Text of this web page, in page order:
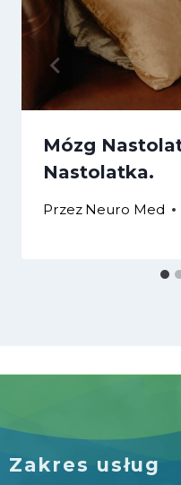
Mózg
Nastolatka.
Przez Neuro Med
Zakres usług